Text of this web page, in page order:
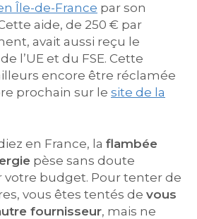
Île-de-France par son
aide, de 250 € par
avait aussi reçu le
l’UE et du FSE. Cette
encore être réclamée
prochain sur le site de la
en France, la flambée
pèse sans doute
budget. Pour tenter de
vous êtes tentés de vous
fournisseur, mais ne